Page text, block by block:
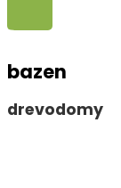
Drevodom Zvolen
bazen
drevodomy